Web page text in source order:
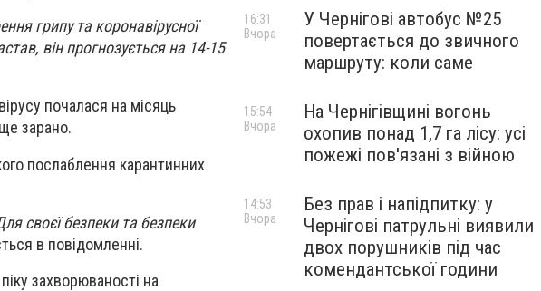
грипу та коронавірусної
він прогнозується на 14-15
почалася на місяць
зарано.
послаблення карантинних
своєї безпеки та безпеки
в повідомленні.
захворюваності на
У Чернігові автобус №25
повертається до звичного
маршруту: коли саме
16:31
Вчора
На Чернігівщині вогонь
охопив понад 1,7 га лісу: усі
пожежі пов'язані з війною
15:54
Вчора
Без прав і напідпитку: у
Чернігові патрульні виявили
двох порушників під час
комендантської години
14:53
Вчора